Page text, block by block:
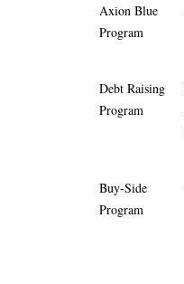
Axion Blue
Program
Debt Raising
Program
Buy-Side
Program